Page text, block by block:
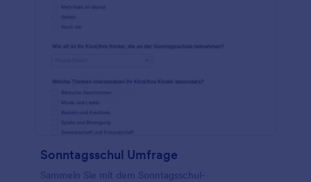
Sonntagsschul Umfrage
Sammeln Sie mit dem Sonntagsschul-